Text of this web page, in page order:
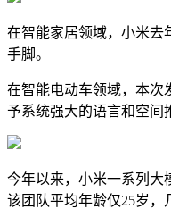
在智能家居领域，小米去
手脚。
在智能电动车领域，本次
予系统强大的语言和空间
今年以来，小米一系列大
该团队平均年龄仅25岁，